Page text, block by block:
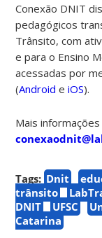
Conexão DNIT
pedagógicos
Trânsito, com
e para o Ensino
acessadas por
(Android eiOS).
Mais
Tags: Dnit
trânsito
DNIT
UFSC
Catarina